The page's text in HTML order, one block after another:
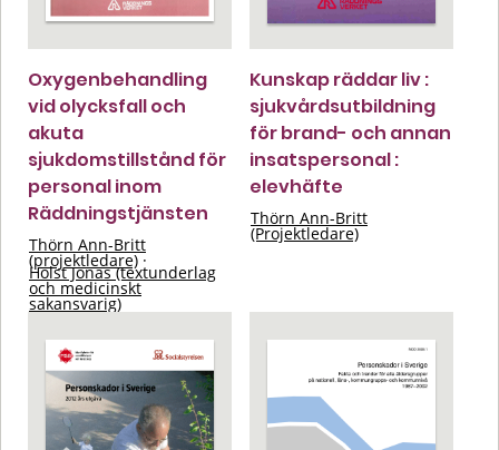
Oxygenbehandling
vid olycksfall och
akuta
sjukdomstillstånd för
personal inom
Räddningstjänsten
Thörn Ann-Britt
(projektledare) ·
Holst Jonas (textunderlag
och medicinskt
sakansvarig)
Kunskap räddar liv :
sjukvårdsutbildning
för brand- och annan
insatspersonal :
elevhäfte
Thörn Ann-Britt
(Projektledare)